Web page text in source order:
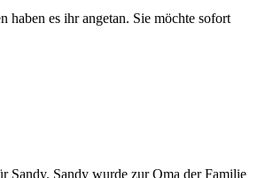
haben es ihr angetan. Sie möchte sofort
Sandy. Sandy wurde zur Oma der Familie